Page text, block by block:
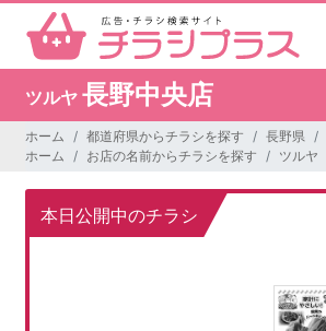
ツルヤ 長野中央店
ホーム 都道府県からチラシを探す 長野県
ホーム
お店の名前からチラシを探す ツルヤ
本日公開中のチラシ